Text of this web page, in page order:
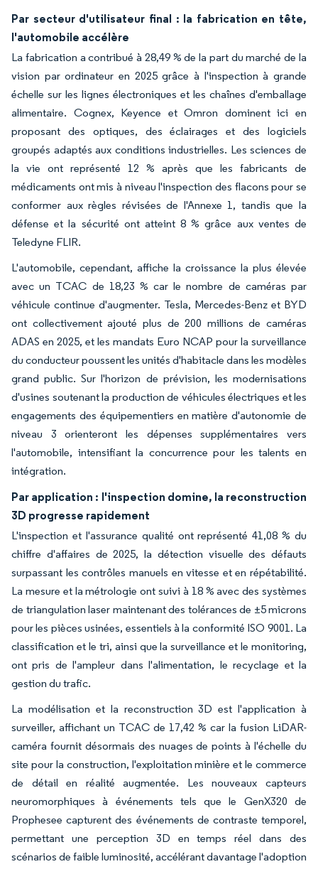
Par secteur d'utilisateur final : la fabrication en tête,
l'automobile accélère
La fabrication a contribué à 28,49 % de la part du marché de la
vision par ordinateur en 2025 grâce à l'inspection à grande
échelle sur les lignes électroniques et les chaînes d'emballage
alimentaire. Cognex, Keyence et Omron dominent ici en
proposant des optiques, des éclairages et des logiciels
groupés adaptés aux conditions industrielles. Les sciences de
la vie ont représenté 12 % après que les fabricants de
médicaments ont mis à niveau l'inspection des flacons pour se
conformer aux règles révisées de l'Annexe 1, tandis que la
défense et la sécurité ont atteint 8 % grâce aux ventes de
Teledyne FLIR.
L'automobile, cependant, affiche la croissance la plus élevée
avec un TCAC de 18,23 % car le nombre de caméras par
véhicule continue d'augmenter. Tesla, Mercedes-Benz et BYD
ont collectivement ajouté plus de 200 millions de caméras
ADAS en 2025, et les mandats Euro NCAP pour la surveillance
du conducteur poussent les unités d'habitacle dans les modèles
grand public. Sur l'horizon de prévision, les modernisations
d'usines soutenant la production de véhicules électriques et les
engagements des équipementiers en matière d'autonomie de
niveau 3 orienteront les dépenses supplémentaires vers
l'automobile, intensifiant la concurrence pour les talents en
intégration.
Par application : l'inspection domine, la reconstruction
3D progresse rapidement
L'inspection et l'assurance qualité ont représenté 41,08 % du
chiffre d'affaires de 2025, la détection visuelle des défauts
surpassant les contrôles manuels en vitesse et en répétabilité.
La mesure et la métrologie ont suivi à 18 % avec des systèmes
de triangulation laser maintenant des tolérances de ±5 microns
pour les pièces usinées, essentiels à la conformité ISO 9001. La
classification et le tri, ainsi que la surveillance et le monitoring,
ont pris de l'ampleur dans l'alimentation, le recyclage et la
gestion du trafic.
La modélisation et la reconstruction 3D est l'application à
surveiller, affichant un TCAC de 17,42 % car la fusion LiDAR-
caméra fournit désormais des nuages de points à l'échelle du
site pour la construction, l'exploitation minière et le commerce
de détail en réalité augmentée. Les nouveaux capteurs
neuromorphiques à événements tels que le GenX320 de
Prophesee capturent des événements de contraste temporel,
permettant une perception 3D en temps réel dans des
scénarios de faible luminosité, accélérant davantage l'adoption